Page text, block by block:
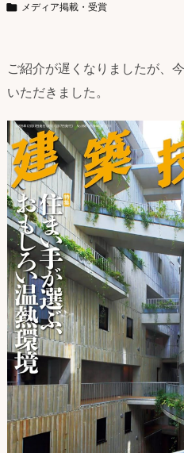
 メディア掲載・受賞
ご紹介が遅くなりましたが、
いただきました。